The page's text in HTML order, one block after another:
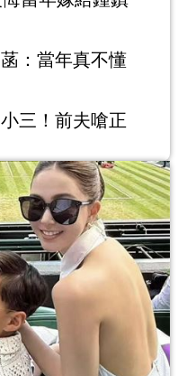
：當年真不懂
三！前夫嗆正